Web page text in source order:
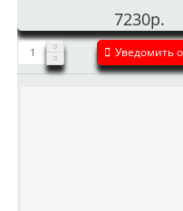
7230р.
Уведомить